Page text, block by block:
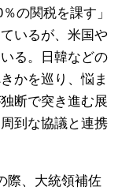
の関税を課す」
いるが、米国や
る。日韓などの
かを巡り、悩ま
断で突き進む展
到な協議と連携
際、大統領補佐